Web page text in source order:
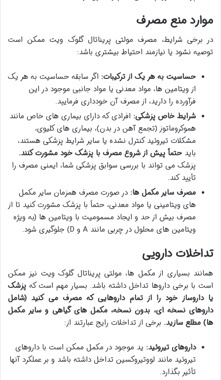
موارد منع مصرف
در برخی شرایط، مصرف مولتی پریناتال گلوک ویت ممکن است
توصیه نشود یا نیازمند احتیاط بیشتری باشد:
حساسیت به هر یک از ترکیبات: اگر سابقه حساسیت به هر یک
از ویتامین ها، مواد معدنی یا مواد جانبی موجود در این
فرآورده را دارید، از مصرف آن خودداری فرمایید.
شرایط خاص پزشکی: افرادی که دارای بیماری های خاص مانند
هموکروماتوز (تجمع آهن در بدن)، بیماری های کلیوی،
مشکلات تیروئید کنترل نشده یا سایر شرایط پزشکی هستند،
باید حتماً پیش از شروع مصرف با پزشک خود مشورت کنند.
پزشک می تواند با بررسی سوابق پزشکی شما، ایمنی مصرف را
تأیید کند.
مصرف سایر مکمل ها: در صورت مصرف همزمان سایر مکمل
های ویتامینی یا مواد معدنی، حتماً با پزشک مشورت کنید تا از
مصرف بیش از حد و ایجاد مسمومیت با ویتامین ها (به ویژه
ویتامین های محلول در چربی مانند A و D) جلوگیری شود.
تداخلات دارویی
همانند بسیاری از مکمل ها، مولتی پریناتال گلوک ویت نیز ممکن
است با برخی داروها تداخل داشته باشد. بسیار مهم است که پزشک
یا داروساز خود را از تمام داروهایی که مصرف می کنید (شامل
داروهای نسخه ای، بدون نسخه، مکمل های گیاهی و سایر مکمل
ها) مطلع سازید. برخی از تداخلات رایج عبارتند از:
داروهای تیروئید: ید موجود در مکمل ممکن است با داروهای
تیروئید مانند لووتیروکسین تداخل داشته باشد و بر عملکرد آنها
تأثیر بگذارد.